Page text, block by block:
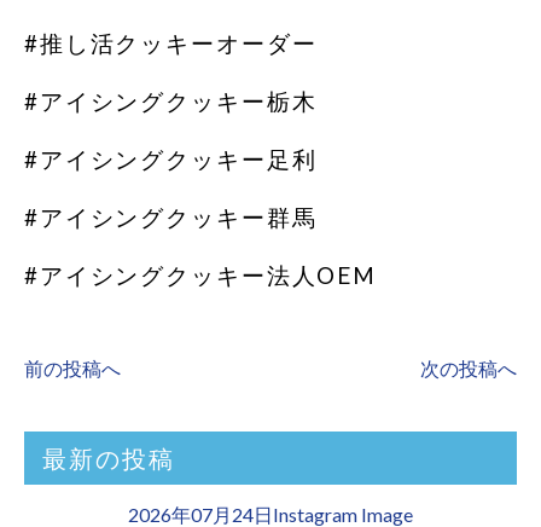
#推し活クッキーオーダー
#アイシングクッキー栃木
#アイシングクッキー足利
#アイシングクッキー群馬
#アイシングクッキー法人OEM
前の投稿へ 次の投稿へ
最新の投稿
2026年07月24日Instagram Image